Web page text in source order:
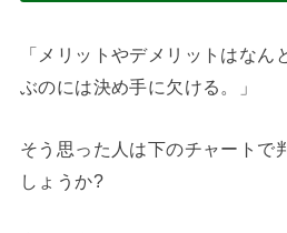
「メリットやデメリットはなん
ぶのには決め手に欠ける。」
そう思った人は下のチャートで
しょうか?